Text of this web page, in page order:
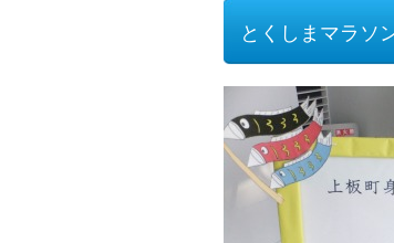
とくしまマラソ